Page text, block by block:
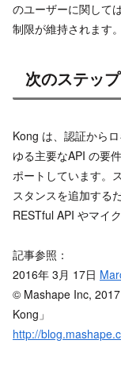
のユーザーに関して
制限が維持されます。
次のステップ
Kong は、認証から
ゆる主要なAPI の要
ポートしています。
スタンスを追加する
RESTful API やマイ
記事参照：
2016年 3月 17日
© Mashape Inc, 2017
Kong」
http://